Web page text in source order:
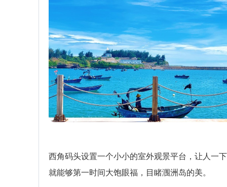
西角码头设置一个小小的室外观景平台，让人一
就能够第一时间大饱眼福，目睹涠洲岛的美。